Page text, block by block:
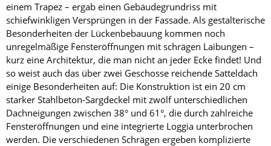
einem Trapez – ergab einen Gebäudegrundriss mit
schiefwinkligen Versprüngen in der Fassade. Als gestalterische
Besonderheiten der Lückenbebauung kommen noch
unregelmäßige Fensteröffnungen mit schrägen Laibungen –
kurz eine Architektur, die man nicht an jeder Ecke findet! Und
so weist auch das über zwei Geschosse reichende Satteldach
einige Besonderheiten auf: Die Konstruktion ist ein 20 cm
starker Stahlbeton-Sargdeckel mit zwölf unterschiedlichen
Dachneigungen zwischen 38° und 61°, die durch zahlreiche
Fensteröffnungen und eine integrierte Loggia unterbrochen
werden. Die verschiedenen Schrägen ergeben komplizierte